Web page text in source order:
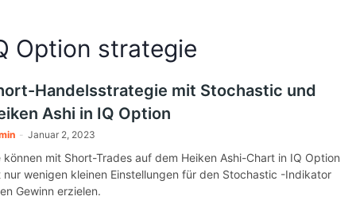
Option strategie
Handelsstrategie mit Stochastic und
Ashi in IQ Option
- Januar 2, 2023
können mit Short-Trades auf dem Heiken Ashi-Chart in IQ Option
nur wenigen kleinen Einstellungen für den Stochastic -Indikator
Gewinn erzielen.